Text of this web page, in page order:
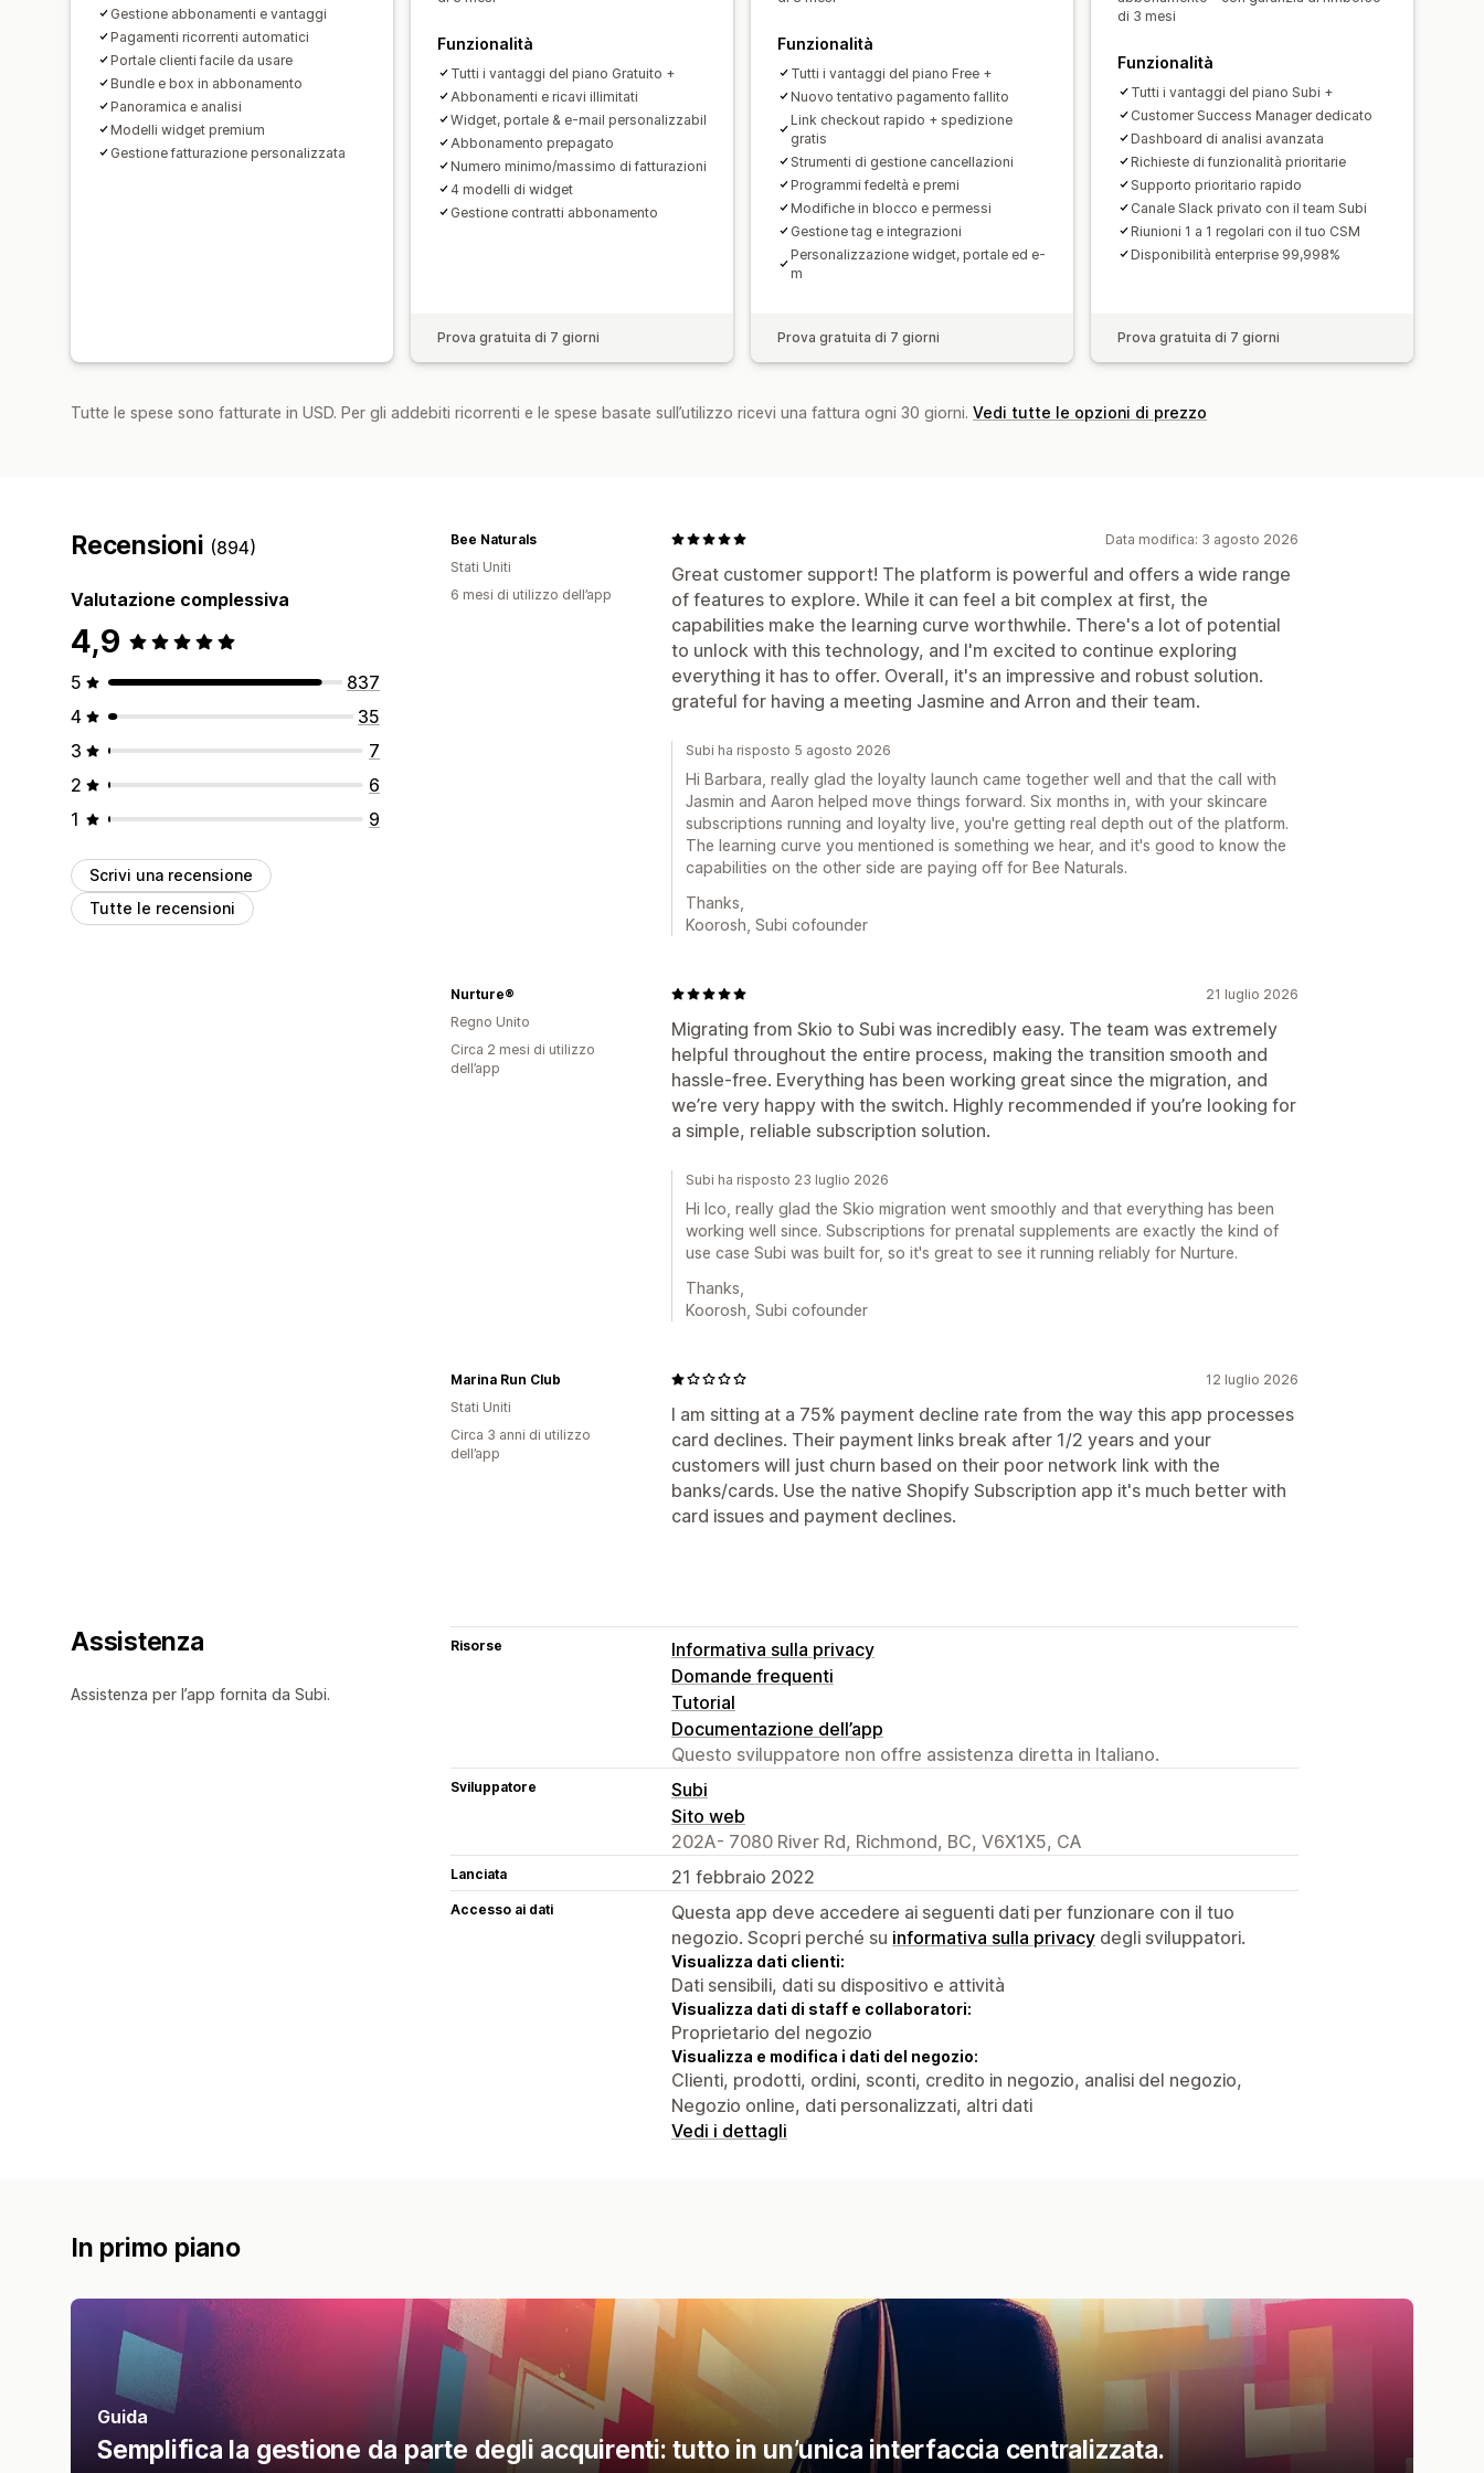
Gestione abbonamenti e vantaggi
Pagamenti ricorrenti automatici
Portale clienti facile da usare
Bundle e box in abbonamento
Panoramica e analisi
Modelli widget premium
Gestione fatturazione personalizzata
Funzionalità
Tutti i vantaggi del piano Gratuito +
Abbonamenti e ricavi illimitati
Widget, portale & e-mail personalizzabil
Abbonamento prepagato
Numero minimo/massimo di fatturazioni
4 modelli di widget
Gestione contratti abbonamento
Prova gratuita di 7 giorni
Funzionalità
Tutti i vantaggi del piano Free +
Nuovo tentativo pagamento fallito
Link checkout rapido + spedizione
gratis
Strumenti di gestione cancellazioni
Programmi fedeltà e premi
Modifiche in blocco e permessi
Gestione tag e integrazioni
Personalizzazione widget, portale ed e-
m
Prova gratuita di 7 giorni
di 3 mesi
Funzionalità
Tutti i vantaggi del piano Subi +
Customer Success Manager dedicato
Dashboard di analisi avanzata
Richieste di funzionalità prioritarie
Supporto prioritario rapido
Canale Slack privato con il team Subi
Riunioni 1 a 1 regolari con il tuo CSM
Disponibilità enterprise 99,998%
Prova gratuita di 7 giorni
Tutte le spese sono fatturate in USD. Per gli addebiti ricorrenti e le spese basate sull’utilizzo ricevi una fattura ogni 30 giorni. Vedi tutte le opzioni di prezzo
Recensioni (894)
Valutazione complessiva
4,9
5
837
4
35
3
7
2
6
1
9
Scrivi una recensione
Tutte le recensioni
Data modifica: 3 agosto 2026
Great customer support! The platform is powerful and offers a wide range
of features to explore. While it can feel a bit complex at first, the
capabilities make the learning curve worthwhile. There's a lot of potential
to unlock with this technology, and I'm excited to continue exploring
everything it has to offer. Overall, it's an impressive and robust solution.
grateful for having a meeting Jasmine and Arron and their team.
Bee Naturals
Stati Uniti
6 mesi di utilizzo dell’app
Subi ha risposto 5 agosto 2026
Hi Barbara, really glad the loyalty launch came together well and that the call with
Jasmin and Aaron helped move things forward. Six months in, with your skincare
subscriptions running and loyalty live, you're getting real depth out of the platform.
The learning curve you mentioned is something we hear, and it's good to know the
capabilities on the other side are paying off for Bee Naturals.
Thanks,
Koorosh, Subi cofounder
21 luglio 2026
Migrating from Skio to Subi was incredibly easy. The team was extremely
helpful throughout the entire process, making the transition smooth and
hassle-free. Everything has been working great since the migration, and
we’re very happy with the switch. Highly recommended if you’re looking for
a simple, reliable subscription solution.
Nurture®
Regno Unito
Circa 2 mesi di utilizzo
dell’app
Subi ha risposto 23 luglio 2026
Hi Ico, really glad the Skio migration went smoothly and that everything has been
working well since. Subscriptions for prenatal supplements are exactly the kind of
use case Subi was built for, so it's great to see it running reliably for Nurture.
Thanks,
Koorosh, Subi cofounder
12 luglio 2026
I am sitting at a 75% payment decline rate from the way this app processes
card declines. Their payment links break after 1/2 years and your
customers will just churn based on their poor network link with the
banks/cards. Use the native Shopify Subscription app it's much better with
card issues and payment declines.
Marina Run Club
Stati Uniti
Circa 3 anni di utilizzo
dell’app
Assistenza
Assistenza per l’app fornita da Subi.
Risorse
Informativa sulla privacy
Domande frequenti
Tutorial
Documentazione dell’app
Questo sviluppatore non offre assistenza diretta in Italiano.
Sviluppatore
Subi
Sito web
202A- 7080 River Rd, Richmond, BC, V6X1X5, CA
Lanciata 21 febbraio 2022
Accesso ai dati
Questa app deve accedere ai seguenti dati per funzionare con il tuo
negozio. Scopri perché su informativa sulla privacy degli sviluppatori.
Visualizza dati clienti:
Dati sensibili, dati su dispositivo e attività
Visualizza dati di staff e collaboratori:
Proprietario del negozio
Visualizza e modifica i dati del negozio:
Clienti, prodotti, ordini, sconti, credito in negozio, analisi del negozio,
Negozio online, dati personalizzati, altri dati
Vedi i dettagli
In primo piano
Guida
Semplifica la gestione da parte degli acquirenti: tutto in un’unica interfaccia centralizzata.